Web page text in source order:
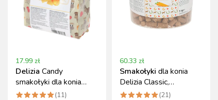
17.99 zł
Delizia Candy
smakołyki dla konia
Miód/Mango 600g
(11)
60.33 zł
Smakołyki dla konia
Delizia Classic,
marchewka 3 kg
(21)